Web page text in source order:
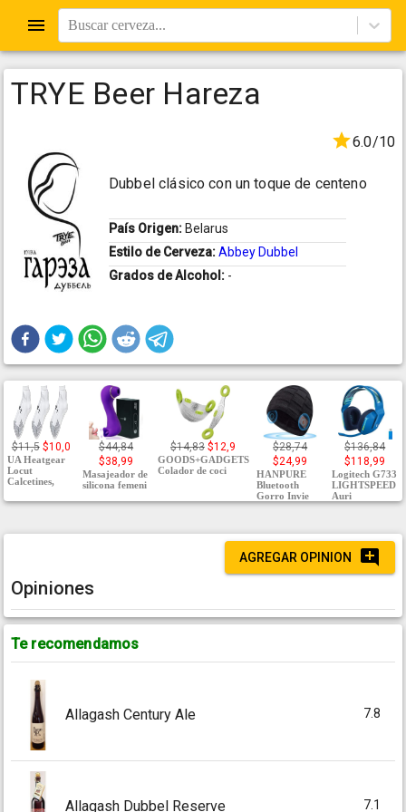
Buscar cerveza...
TRYE Beer Hareza
6.0/10
Dubbel clásico con un toque de centeno
País Origen: Belarus
Estilo de Cerveza:Abbey Dubbel
Grados de Alcohol: -
$11,5 $10,0
UA Heatgear
Locut
Calcetines,
$44,84
$38,99
Masajeador de
silicona femeni
$14,83 $12,9
GOODS+GADGETS
Colador de coci
$28,74
$24,99
HANPURE
Bluetooth
Gorro Invie
$136,84
$118,99
Logitech G733
LIGHTSPEED
Auri
AGREGAR OPINION
Opiniones
Te recomendamos
Allagash Century Ale 7.8
Allagash Dubbel Reserve 7.1